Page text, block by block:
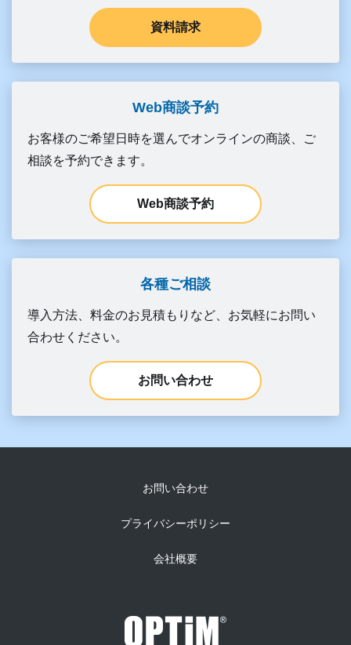
資料請求
Web商談予約
お客様のご希望日時を選んでオンラインの商談、ご
相談を予約できます。
Web商談予約
各種ご相談
導入方法、料金のお見積もりなど、お気軽にお問い
合わせください。
お問い合わせ
お問い合わせ
プライバシーポリシー
会社概要